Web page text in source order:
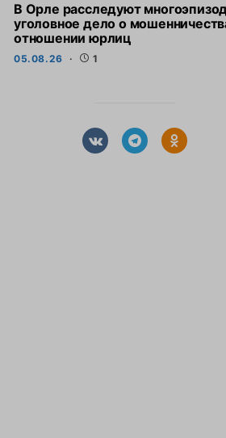
В Орле расследуют
уголовное дело о
отношении юрлиц
05.08.26 1